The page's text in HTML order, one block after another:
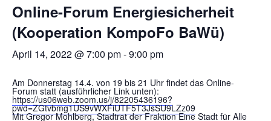
Online-Forum Energiesicherheit
(Kooperation KompoFo BaWü)
April 14, 2022 @ 7:00 pm-9:00 pm
Am Donnerstag 14.4. von 19 bis 21 Uhr findet das Online-
Forum statt (ausführlicher Link unten):
https://us06web.zoom.us/j/82205436196?
pwd=ZGtvbmg1US9vWXFiUTF5T3JsSU9LZz09
Mit Gregor Mohlberg, Stadtrat der Fraktion Eine Stadt für Alle